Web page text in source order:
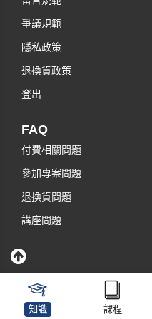
爭議規範
隱私政策
退換貨政策
登出
FAQ
付費相關問題
參加專案問題
退換貨問題
講座問題
知識 課程